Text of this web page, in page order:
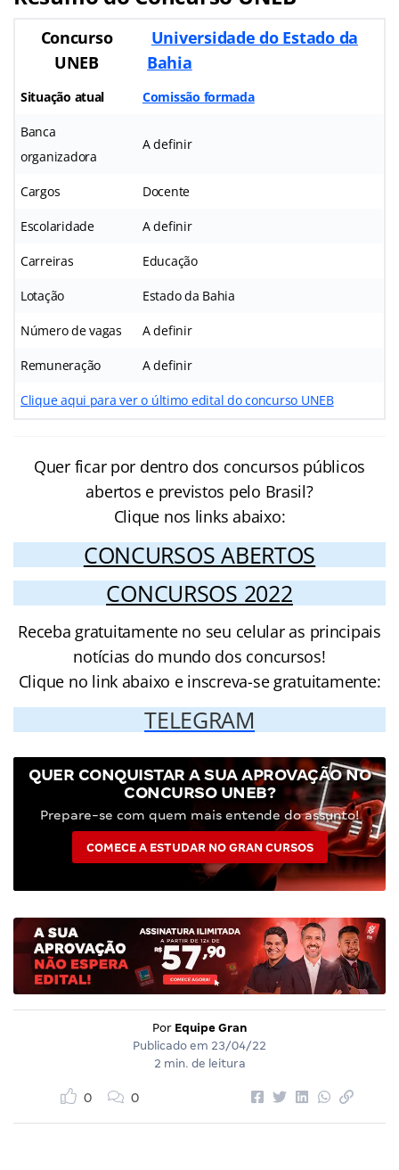
Concurso
UNEB
Universidade do Estado da
Bahia
Situação atual Comissão formada
Banca
organizadora
A definir
Cargos Docente
Escolaridade A definir
Carreiras Educação
Lotação Estado da Bahia
Número de vagas A definir
Remuneração A definir
Clique aqui para ver o último edital do concurso UNEB
Quer ficar por dentro dos concursos públicos
abertos e previstos pelo Brasil?
Clique nos links abaixo:
CONCURSOS ABERTOS
CONCURSOS 2022
Receba gratuitamente no seu celular as principais
notícias do mundo dos concursos!
Clique no link abaixo e inscreva-se gratuitamente:
TELEGRAM
QUER CONQUISTAR A SUA APROVAÇÃO NO
CONCURSO UNEB?
Prepare-se com quem mais entende do assunto!
COMECE A ESTUDAR NO GRAN CURSOS
Por Equipe Gran
Publicado em 23/04/22
2 min. de leitura
0 0